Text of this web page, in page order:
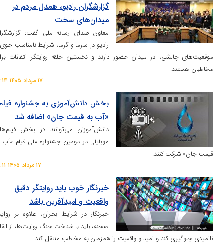
گزارشگران رادیو، همدل مردم در
میدان‌های سخت
معاون صدای رسانه ملی گفت: گزارشگران
رادیو در سرما و گرما، شرایط نامناسب جوی و
در میدان حضور دارند و نخستین حلقه روایتگر اتفاقات برای
بخش دانش‌آموزی به جشنواره فیلم
«آب به قیمت جان» اضافه شد
دانش‌آموزان می‌توانند در بخش فیلم‌های
موبایلی در دومین جشنواره ملی فیلم «آب به
کنند.
خبرنگار خوب باید روایتگر دقیق
واقعیت و امیدآفرین باشد
خبرنگار در شرایط بحران، علاوه بر روایت
صحنه، باید با شناخت جنگ روایت‌ها، از القای
کند و امید و واقعیت را همزمان به مخاطب منتقل کند